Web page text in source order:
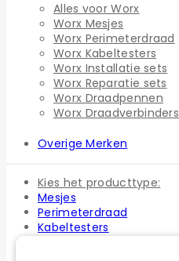
Alles voor Worx
Worx Mesjes
Worx Perimeterdraad
Worx Kabeltesters
Worx Installatie sets
Worx Reparatie sets
Worx Draadpennen
Worx Draadverbinders
Overige Merken
Kies het producttype:
Mesjes
Perimeterdraad
Kabeltesters